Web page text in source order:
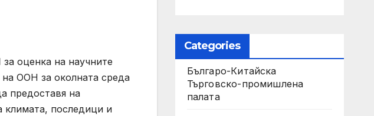
оценка на научните
ООН за околната среда
предоставя на
климата, последици и
Categories
Българо-Китайска
Търговско-промишлена
палaта